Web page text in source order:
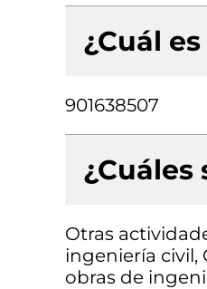
¿Cuál
901638507
Otras
ingeniería civil,
obras de